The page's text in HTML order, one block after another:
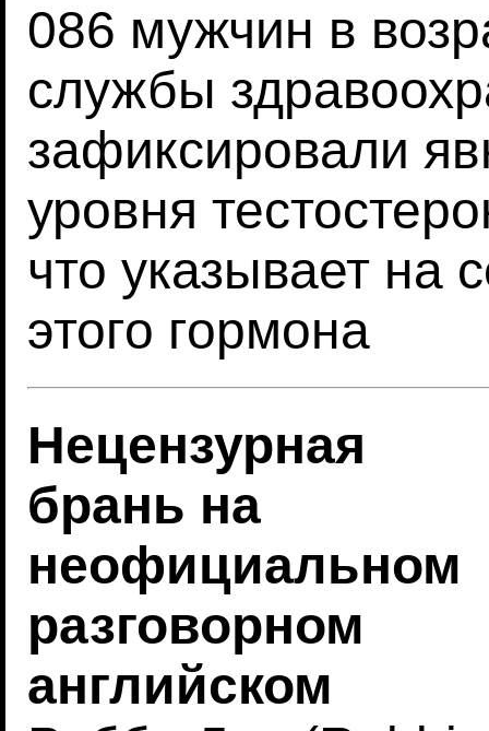
086 мужчин в
службы
зафиксировали
уровня
что указывает на
этого гормона
Нецензурная
брань на
неофициальном
разговорном
английском